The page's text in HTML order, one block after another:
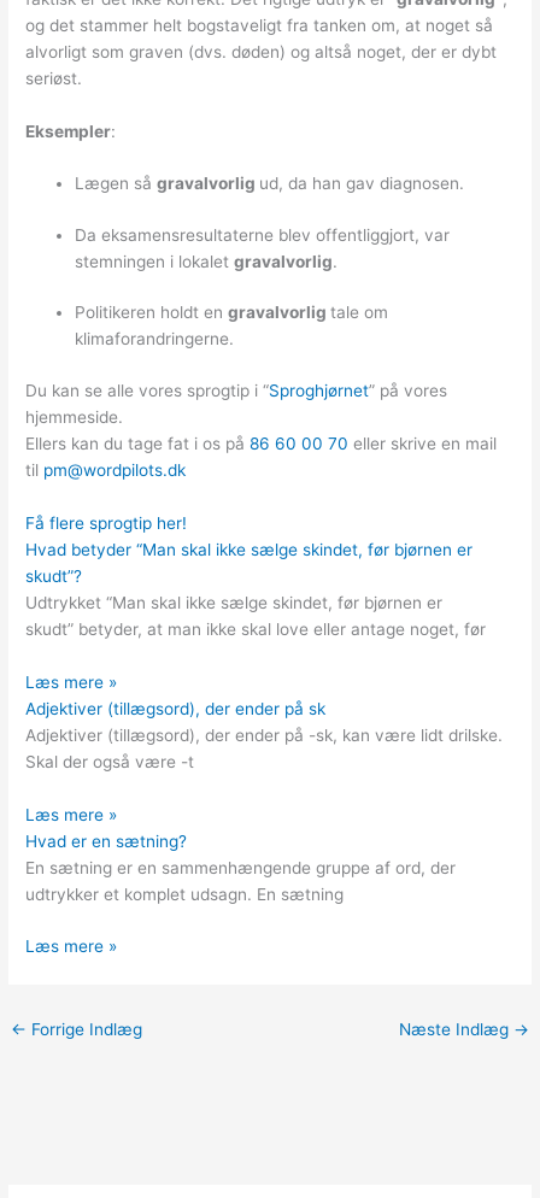
og det stammer helt bogstaveligt fra tanken om, at noget så
alvorligt som graven (dvs. døden) og altså noget, der er dybt
seriøst.
Eksempler:
Lægen sågravalvorlig ud, da han gav diagnosen.
Da eksamensresultaterne blev offentliggjort, var
stemningen i lokaletgravalvorlig.
Politikeren holdt engravalvorligtale om
klimaforandringerne.
Du kan se alle vores sprogtip i “Sproghjørnet” på vores
hjemmeside.
Ellers kan du tage fat i os på 86 60 00 70 eller skrive en mail
til pm@wordpilots.dk
Få flere sprogtip her!
Hvad betyder “Man skal ikke sælge skindet, før bjørnen er
skudt”?
Udtrykket “Man skal ikke sælge skindet, før bjørnen er
skudt” betyder, at man ikke skal love eller antage noget, før
Læs mere »
Adjektiver (tillægsord), der ender på sk
Adjektiver (tillægsord), der ender på -sk, kan være lidt drilske.
Skal der også være -t
Læs mere »
Hvad er en sætning?
En sætning er en sammenhængende gruppe af ord, der
udtrykker et komplet udsagn. En sætning
Læs mere »
← Forrige Indlæg Næste Indlæg →